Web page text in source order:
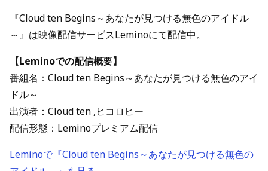
『Cloud ten Begins～あなたが見つける無色のアイドル
～』は映像配信サービスLeminoにて配信中。
【Leminoでの配信概要】
番組名：Cloud ten Begins～あなたが見つける無色のアイ
ドル～
出演者：Cloud ten ,ヒコロヒー
配信形態：Leminoプレミアム配信
Leminoで『Cloud ten Begins～あなたが見つける無色の